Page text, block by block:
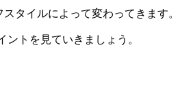
タイルによって変わってきます。
トを見ていきましょう。